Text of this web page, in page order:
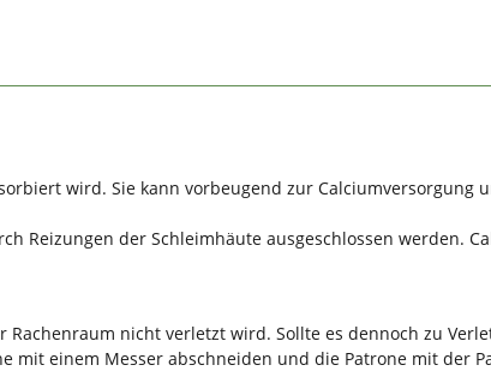
wird. Sie kann vorbeugend zur Calciumversorgung
Reizungen der Schleimhäute ausgeschlossen werden.
nicht verletzt wird. Sollte es dennoch zu
mit einem Messer abschneiden und die Patrone mit der